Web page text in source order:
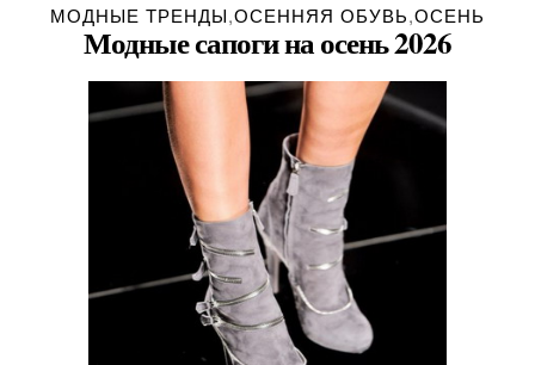
МОДНЫЕ ТРЕНДЫ,ОСЕННЯЯ ОБУВЬ,ОСЕНЬ
Модные сапоги на осень 2026